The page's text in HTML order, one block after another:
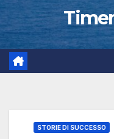
STORIE DI SUCCESSO